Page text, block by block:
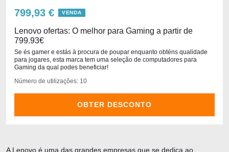
799,93 € VENDA
Lenovo ofertas: O melhor para Gaming a partir de
799.93€
Se és gamer e estás à procura de poupar enquanto obténs qualidade
para jogares, esta marca tem uma seleção de computadores para
Gaming da qual podes beneficiar!
Número de utilizações: 10
OBTER DESCONTO
A Lenovo é uma das grandes empresas que se dedica ao